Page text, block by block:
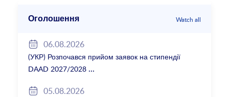
Оголошення Watch all
06.08.2026
(УКР) Розпочався прийом заявок на стипендії
DAAD 2027/2028
05.08.2026